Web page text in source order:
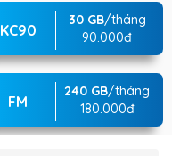
KC90
30 GB/tháng
90.000đ
FM
240 GB/tháng
180.000đ